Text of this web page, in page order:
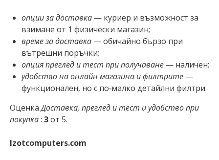
опции за доставка — куриер и възможност за
взимане от 1 физически магазин;
време за доставка — обичайно бързо при
вътрешни поръчки;
опция преглед и тест при получаване — наличен;
удобство на онлайн магазина и филтрите —
функционален, но с по‑малко детайлни филтри.
ОценкаДоставка, преглед и тест и удобство при
покупка: 3от 5.
Izotcomputers.com